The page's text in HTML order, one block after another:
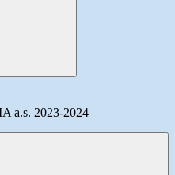
a.s. 2023-2024